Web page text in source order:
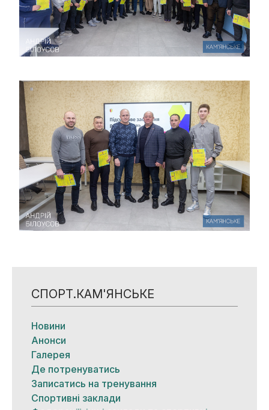
СПОРТ.КАМ'ЯНСЬКЕ
Новини
Анонси
Галерея
Де потренуватись
Записатись на тренування
Спортивні заклади